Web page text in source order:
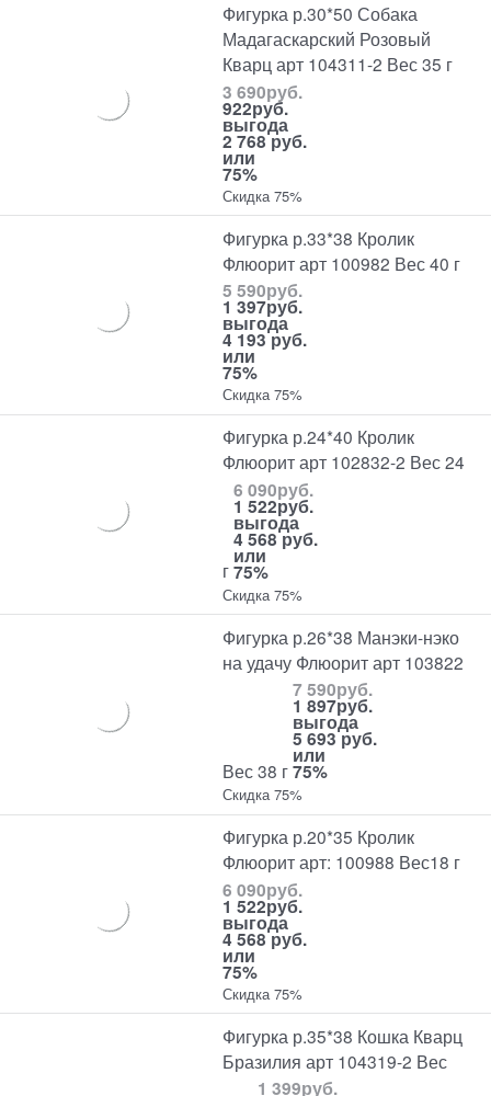
Фигурка р.30*50 Собака
Мадагаскарский Розовый
Кварц арт 104311-2 Вес 35 г
3 690руб.
922руб.
выгода
2 768 руб.
или
75%
Скидка 75%
Фигурка р.33*38 Кролик
Флюорит арт 100982 Вес 40 г
5 590руб.
1 397руб.
выгода
4 193 руб.
или
75%
Скидка 75%
Фигурка р.24*40 Кролик
Флюорит арт 102832-2 Вес 24
г
6 090руб.
1 522руб.
выгода
4 568 руб.
или
75%
Скидка 75%
Фигурка р.26*38 Манэки-нэко
на удачу Флюорит арт 103822
Вес 38 г
7 590руб.
1 897руб.
выгода
5 693 руб.
или
75%
Скидка 75%
Фигурка р.20*35 Кролик
Флюорит арт: 100988 Вес18 г
6 090руб.
1 522руб.
выгода
4 568 руб.
или
75%
Скидка 75%
Фигурка р.35*38 Кошка Кварц
Бразилия арт 104319-2 Вес
1 399руб.